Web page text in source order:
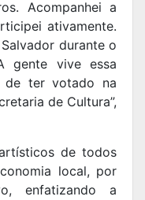
Acompanhei a
ativamente.
durante o
gente vive essa
de ter votado na
de Cultura”,
de todos
local, por
enfatizando a